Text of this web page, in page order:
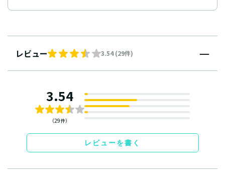
レビュー 3.54 (29件)
3.54
（29件）
レビューを書く